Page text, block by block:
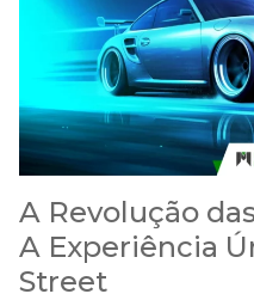
A Revolução
A Experiência
Street